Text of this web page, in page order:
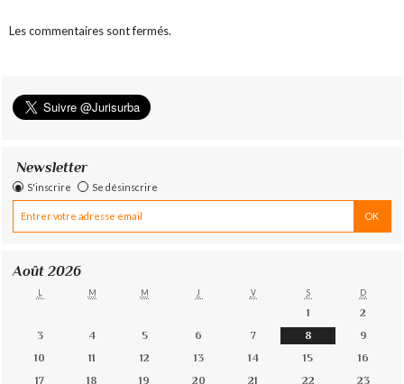
Les commentaires sont fermés.
Newsletter
S'inscrire Se désinscrire
Août 2026
L M M J V S D
1
2
3
4 5 6 7 8
9
10
11 12 13 14 15
16
17
18 19 20 21 22 23